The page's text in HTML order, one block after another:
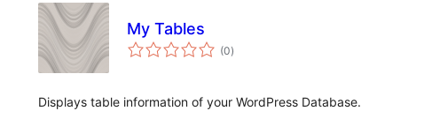
My Tables
(0전
체)
Displays table information of your WordPress Database.